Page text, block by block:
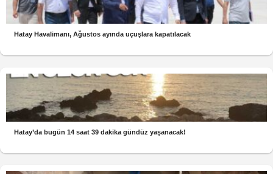
Hatay Havalimanı, Ağustos ayında uçuşlara kapatılacak
Hatay’da bugün 14 saat 39 dakika gündüz yaşanacak!